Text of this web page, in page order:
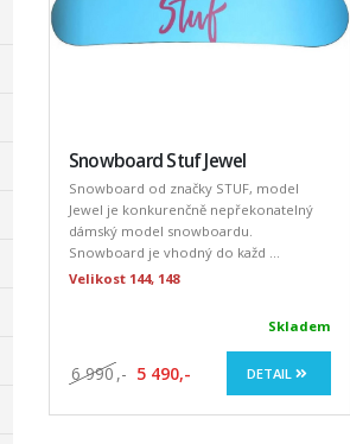
Snowboard Stuf Jewel
Snowboard od značky STUF, model
Jewel je konkurenčně nepřekonatelný
dámský model snowboardu.
Snowboard je vhodný do každ ...
Velikost 144, 148
Skladem
6 990 ,- 5 490,- DETAIL